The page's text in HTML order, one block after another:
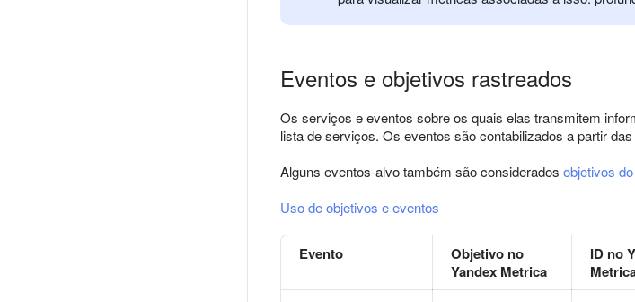
Eventos e objetivos rastreados
Os serviços e eventos sobre os quais elas transmitem
lista de serviços. Os eventos são contabilizados a partir
Alguns eventos-alvo também são considerados objetivos
Uso de objetivos e eventos
Evento
Objetivo no
Yandex Metrica
ID no